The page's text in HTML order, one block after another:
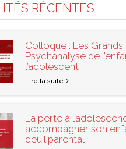
RÉCENTES
Colloque : Les Grands
Psychanalyse de
l’adolescent
Lire la suite
La perte à
accompagner son
deuil parental